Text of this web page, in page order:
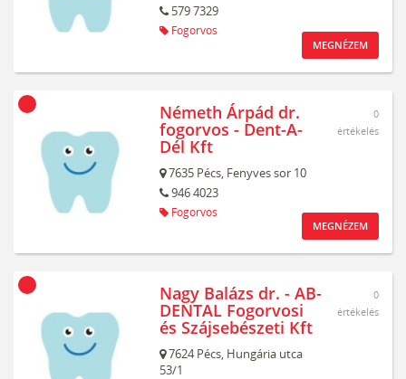
579 7329
Fogorvos
MEGNÉZEM
Németh Árpád dr.
fogorvos - Dent-A-
Dél Kft
7635 Pécs, Fenyves sor 10
946 4023
Fogorvos
0
értékelés
MEGNÉZEM
Nagy Balázs dr. - AB-
DENTAL Fogorvosi
és Szájsebészeti Kft
7624 Pécs, Hungária utca
53/1
0
értékelés